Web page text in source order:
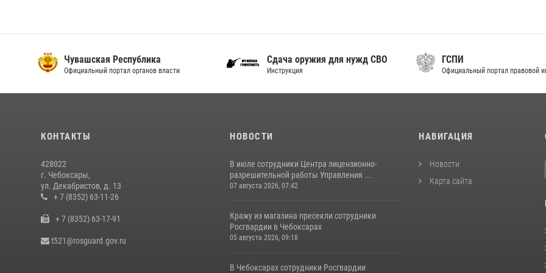
Чувашская Республика
Официальный портал органов власти
Сдача оружия для нужд СВО
Инструкция
ГСПИ
Официальный портал правовой
КОНТАКТЫ
428022
г. Чебоксары,
ул. Декабристов, д. 13
+ 7 (8352) 63-11-26
+ 7 (8352) 63-17-91
t521@rosguard.gov.ru
НОВОСТИ
В июле сотрудники Центра лицензионно-
разрешительной работы Управления ...
07 августа 2026, 07:42
Кражу из магазина пресекли сотрудники
Росгвардии в Чебоксарах
05 августа 2026, 09:18
В Чебоксарах сотрудники Росгвардии
НАВИГАЦИЯ
Новости
Карта сайта